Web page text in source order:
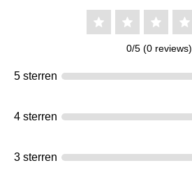
0/5 (0 reviews)
5 sterren
4 sterren
3 sterren